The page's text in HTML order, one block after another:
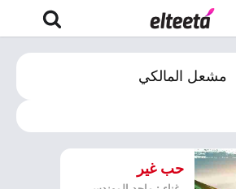
مشعل المالكي
حب غير